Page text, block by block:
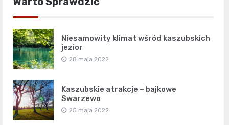
Niesamowity klimat wśród kaszubskich
jezior
28 maja 2022
Kaszubskie atrakcje – bajkowe
Swarzewo
25 maja 2022